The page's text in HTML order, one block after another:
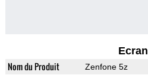
Ecran
Nom du Produit Zenfone 5z